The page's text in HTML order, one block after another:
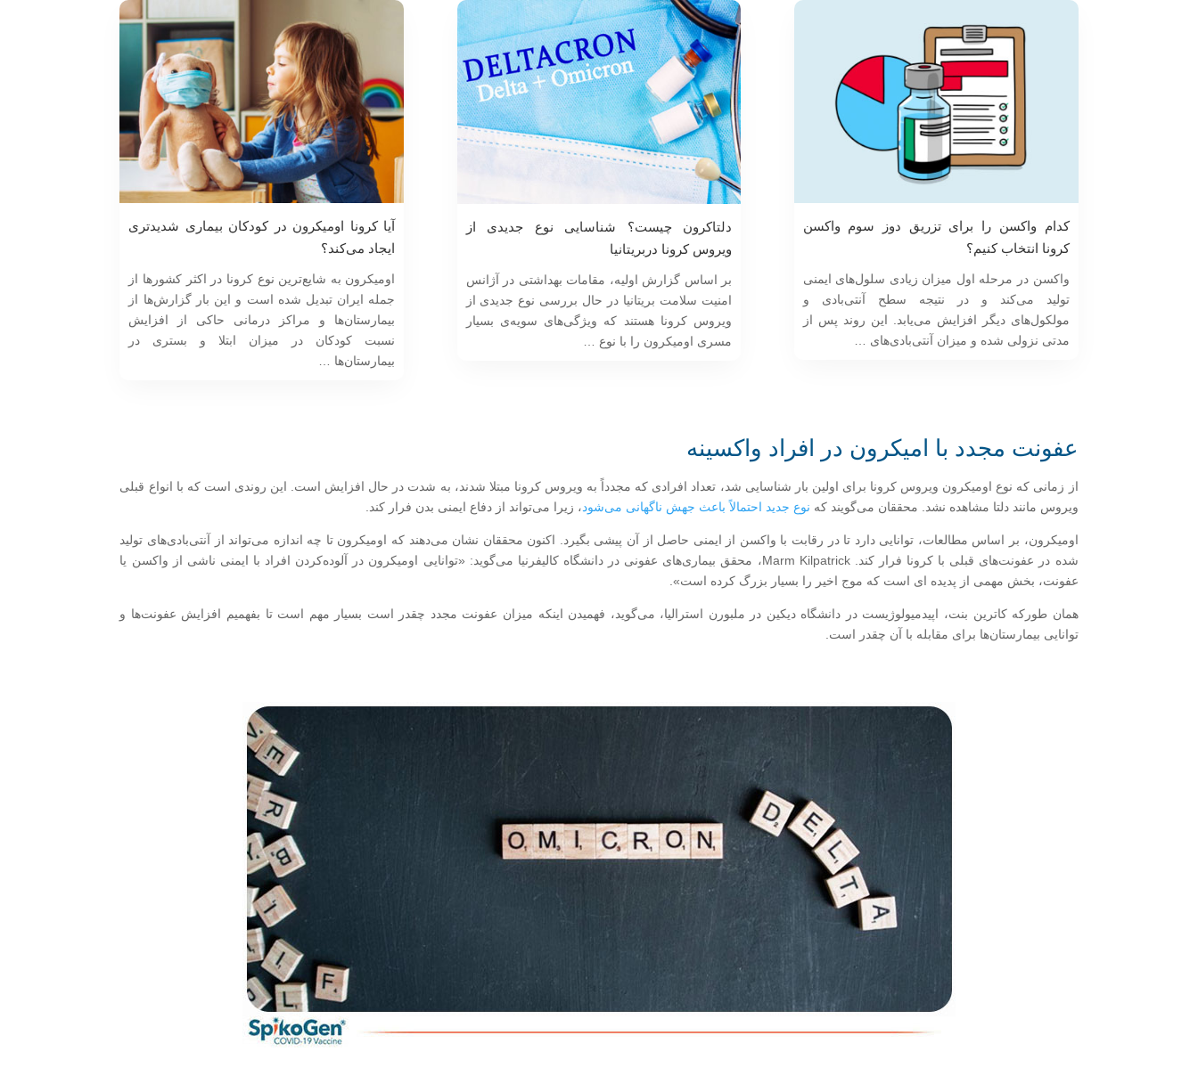
آیا کرونا اومیکرون در کودکان بیماری شدیدتری
ایجاد می‌کند؟
اومیکرون به شایع‌ترین نوع کرونا در اکثر کشورها از
جمله ایران تبدیل شده است و این بار گزارش‌ها از
بیمارستان‌ها و مراکز درمانی حاکی از افزایش
نسبت کودکان در میزان ابتلا و بستری در
بیمارستان‌ها …
دلتاکرون چیست؟ شناسایی نوع جدیدی از
ویروس کرونا دربریتانیا
بر اساس گزارش اولیه، مقامات بهداشتی در آژانس
امنیت سلامت بریتانیا در حال بررسی نوع جدیدی از
ویروس کرونا هستند که ویژگی‌های سویه‌ی بسیار
مسری اومیکرون را با نوع …
کدام واکسن را برای تزریق دوز سوم واکسن
کرونا انتخاب کنیم؟
واکسن در مرحله اول میزان زیادی سلول‌های ایمنی
تولید می‌کند و در نتیجه سطح آنتی‌بادی و
مولکول‌های دیگر افزایش می‌یابد. این روند پس از
مدتی نزولی شده و میزان آنتی‌بادی‌های …
عفونت مجدد با امیکرون در افراد واکسینه
از زمانی که نوع اومیکرون ویروس کرونا برای اولین بار شناسایی شد، تعداد افرادی که مجدداً به ویروس کرونا مبتلا شدند، به شدت در حال افزایش است. این روندی است که با انواع قبلی
ویروس مانند دلتا مشاهده نشد. محققان می‌گویند که نوع جدید احتمالاً باعث جهش ناگهانی می‌شود، زیرا می‌تواند از دفاع ایمنی بدن فرار کند.‌
اومیکرون، بر اساس مطالعات، توانایی دارد تا در رقابت با واکسن از ایمنی حاصل از آن پیشی بگیرد. اکنون محققان نشان می‌دهند که اومیکرون تا چه اندازه می‌تواند از آنتی‌بادی‌های تولید
شده در عفونت‌های قبلی با کرونا فرار کند. Marm Kilpatrick، محقق بیماری‌های عفونی در دانشگاه کالیفرنیا می‌گوید: «توانایی اومیکرون در آلوده‌کردن افراد با ایمنی ناشی از واکسن یا
عفونت، بخش مهمی از پدیده ای است که موج اخیر را بسیار بزرگ کرده است».
همان طورکه کاترین بنت، اپیدمیولوژیست در دانشگاه دیکین در ملبورن استرالیا، می‌گوید، فهمیدن اینکه میزان عفونت مجدد چقدر است بسیار مهم است تا بفهمیم افزایش عفونت‌ها و
توانایی بیمارستان‌ها برای مقابله با آن چقدر است.